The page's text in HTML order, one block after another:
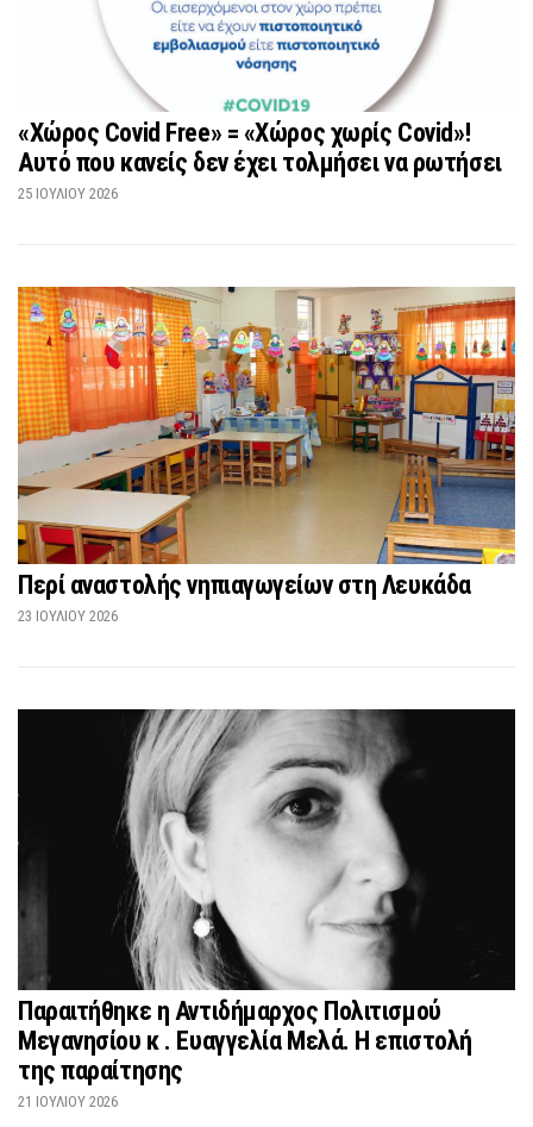
«Χώρος Covid Free» = «Χώρος χωρίς Covid»!
Αυτό που κανείς δεν έχει τολμήσει να ρωτήσει
25 ΙΟΥΛΊΟΥ 2026
Περί αναστολής νηπιαγωγείων στη Λευκάδα
23 ΙΟΥΛΊΟΥ 2026
Παραιτήθηκε η Αντιδήμαρχος Πολιτισμού
Μεγανησίου κ . Ευαγγελία Μελά. Η επιστολή
της παραίτησης
21 ΙΟΥΛΊΟΥ 2026